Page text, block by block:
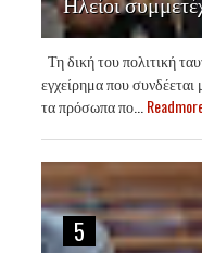
Τη δική του πολιτική
εγχείρημα που
τα πρόσωπα πο...
5